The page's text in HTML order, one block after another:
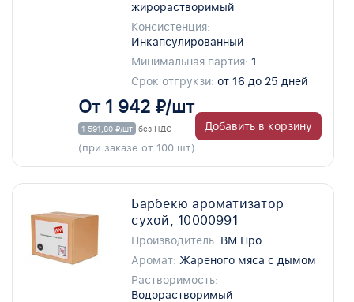
жирорастворимый
Консистенция:
Инкапсулированный
Минимальная партия: 1
Срок отгрукзи: от 16 до 25 дней
От 1 942 ₽/шт
1 591,80 ₽/шт без НДС
(при заказе от 100 шт)
Добавить в корзину
Барбекю ароматизатор
сухой, 10000991
Производитель: ВМ Про
Аромат: Жареного мяса с дымом
Растворимость:
Водорастворимый